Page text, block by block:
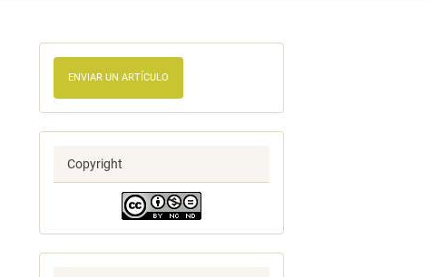
ENVIAR UN ARTÍCULO
Copyright